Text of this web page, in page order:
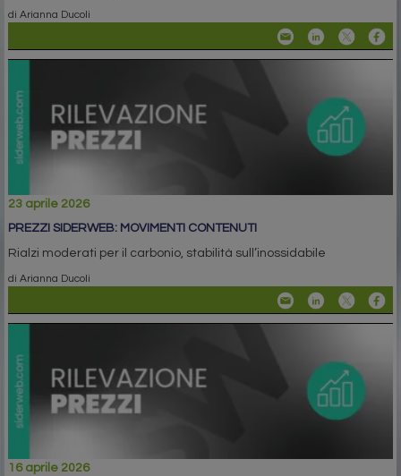
di Arianna Ducoli
23 aprile 2026
PREZZI SIDERWEB: MOVIMENTI CONTENUTI
Rialzi moderati per il carbonio, stabilità sull’inossidabile
di Arianna Ducoli
16 aprile 2026